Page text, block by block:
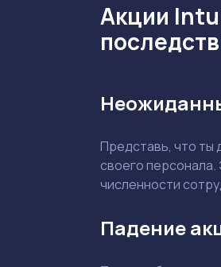
Акции
Представь, что ты
своего
численности
Падение